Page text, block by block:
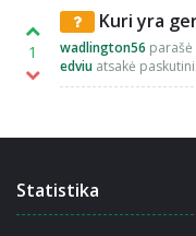
1
Kuri yra
wadlington56 parašė
edviu atsakė
Statistika